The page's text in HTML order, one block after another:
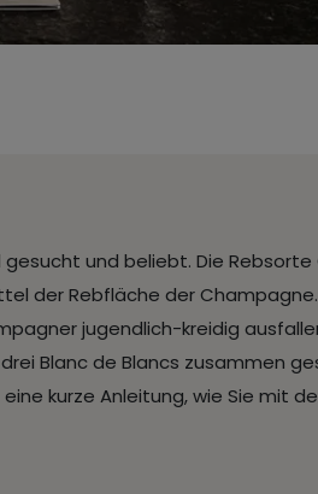
gesucht und beliebt. Die
der Rebfläche der
jugendlich-kreidig
Blanc de Blancs zusammen
kurze Anleitung, wie Sie mit